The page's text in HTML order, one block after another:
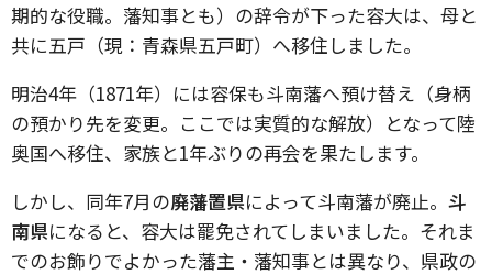
期的な役職。藩知事とも）の辞令が下った容大は、母と
共に五戸（現：青森県五戸町）へ移住しました。
明治4年（1871年）には容保も斗南藩へ預け替え（身柄
の預かり先を変更。ここでは実質的な解放）となって陸
奥国へ移住、家族と1年ぶりの再会を果たします。
しかし、同年7月の廃藩置県によって斗南藩が廃止。 斗
南県になると、容大は罷免されてしまいました。それま
でのお飾りでよかった藩主・藩知事とは異なり、県政の